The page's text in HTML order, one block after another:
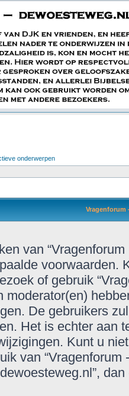
onderwerpen
Vragenforum
van
voorwaarden.
of gebruik
moderator(en)
De gebruikers
Het is echter aan
Kunt u
van